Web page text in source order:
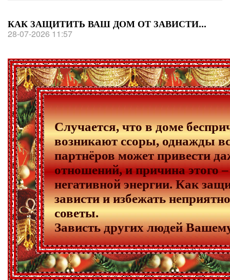
КАК ЗАЩИТИТЬ ВАШ ДОМ ОТ ЗАВИСТИ...
28-07-2026 11:57
Случается, что в доме
возникают ссоры, однажды
партнёров может привести
отношений, и причина этого
негативной энергии. Как
зависти и избежать
советы.
Зависть других людей